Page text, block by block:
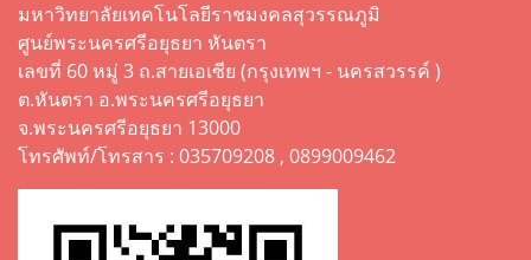
มหาวิทยาลัยเทคโนโลยีราชมงคลสุวรรณภูมิ
ศูนย์พระนครศรีอยุธยา หันตรา
เลขที่ 60 หมู่ 3 ถ.สายเอเซีย (กรุงเทพฯ - นครสวรรค์ )
ต.หันตรา อ.พระนครศรีอยุธยา
จ.พระนครศรีอยุธยา 13000
โทรศัพท์/โทรสาร : 035709208 , 0899009462